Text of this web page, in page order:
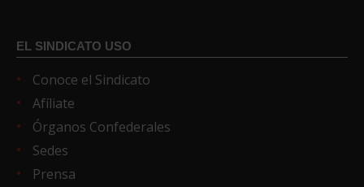
EL SINDICATO USO
Conoce el Sindicato
Afíliate
Órganos Confederales
Sedes
Prensa